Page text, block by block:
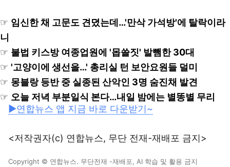
☞ 임신한 채 고문도 견뎠는데…'만삭 가석방'에 탈락이라
니
☞ 불법 키스방 여종업원에 '몹쓸짓' 발뺌한 30대
☞ '고양이에 생선을…' 총리실 턴 보안요원들 덜미
☞ 몽블랑 등반 중 실종된 산악인 3명 숨진채 발견
☞ 오늘 저녁 부분일식 본다…내일 밤에는 별똥별 무리
▶연합뉴스 앱 지금 바로 다운받기~
<저작권자(c) 연합뉴스, 무단 전재-재배포 금지>
Copyright © 연합뉴스. 무단전재 -재배포, AI 학습 및 활용 금지